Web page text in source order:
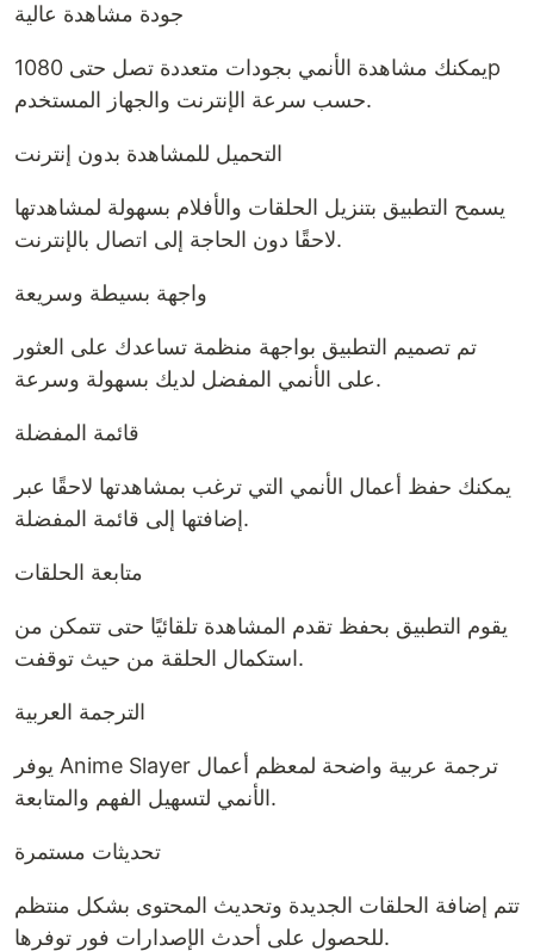
جودة مشاهدة عالية
يمكنك مشاهدة الأنمي بجودات متعددة تصل حتى 1080p
حسب سرعة الإنترنت والجهاز المستخدم.
التحميل للمشاهدة بدون إنترنت
يسمح التطبيق بتنزيل الحلقات والأفلام بسهولة لمشاهدتها
لاحقًا دون الحاجة إلى اتصال بالإنترنت.
واجهة بسيطة وسريعة
تم تصميم التطبيق بواجهة منظمة تساعدك على العثور
على الأنمي المفضل لديك بسهولة وسرعة.
قائمة المفضلة
يمكنك حفظ أعمال الأنمي التي ترغب بمشاهدتها لاحقًا عبر
إضافتها إلى قائمة المفضلة.
متابعة الحلقات
يقوم التطبيق بحفظ تقدم المشاهدة تلقائيًا حتى تتمكن من
استكمال الحلقة من حيث توقفت.
الترجمة العربية
يوفر Anime Slayer ترجمة عربية واضحة لمعظم أعمال
الأنمي لتسهيل الفهم والمتابعة.
تحديثات مستمرة
تتم إضافة الحلقات الجديدة وتحديث المحتوى بشكل منتظم
للحصول على أحدث الإصدارات فور توفرها.